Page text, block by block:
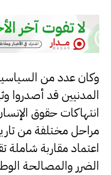
وكان عدد من
المدنيين قد أصدروا
انتهاكات حقوق
مراحل مختلفة من
اعتماد مقاربة شاملة
الضرر والمصالحة